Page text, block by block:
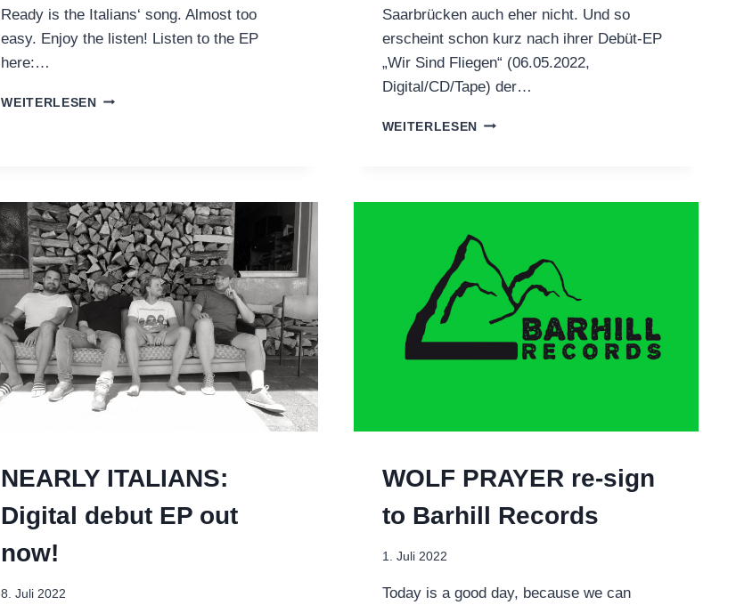
Ready is the Italians‘ song. Almost too
easy. Enjoy the listen! Listen to the EP
here:…
WEITERLESENNEARLY
NOW
Saarbrücken auch eher nicht. Und so
erscheint schon kurz nach ihrer Debüt-EP
„Wir Sind Fliegen“ (06.05.2022,
Digital/CD/Tape) der…
WEITERLESEN
WIR
OUT
NOW
NEARLY ITALIANS:
Digital debut EP out
now!
8. Juli 2022
WOLF PRAYER re-sign
to Barhill Records
1. Juli 2022
Today is a good day, because we can